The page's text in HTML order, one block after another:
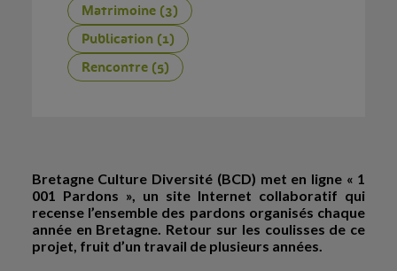
Bretagne Culture Diversité (BCD) met en ligne « 1
001 Pardons », un site Internet collaboratif qui
recense l’ensemble des pardons organisés chaque
année en Bretagne. Retour sur les coulisses de ce
projet, fruit d’un travail de plusieurs années.
Matrimoine (3)
Publication (1)
Rencontre (5)